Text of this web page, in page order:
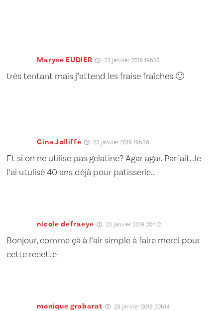
Maryse EUDIER 23 janvier 2019 19h26
très tentant mais j’attend les fraise fraîches 🙂
Gina Jolliffe 23 janvier 2019 19h38
Et si on ne utilise pas gelatine? Agar agar. Parfait. Je
l’ai utulisé 40 ans déjà pour patisserie..
nicole defraeye 23 janvier 2019 20h12
Bonjour, comme çà à l’air simple à faire merci pour
cette recette
monique grabarat 23 janvier 2019 20h14